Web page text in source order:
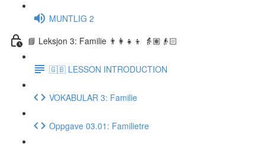
MUNTLIG 2
📘 Leksjon 3: Familie 👨‍👩‍👧‍👦 👵🏽👴🏻
🇬🇧 LESSON INTRODUCTION
VOKABULAR 3: Familie
Oppgave 03.01: Familietre